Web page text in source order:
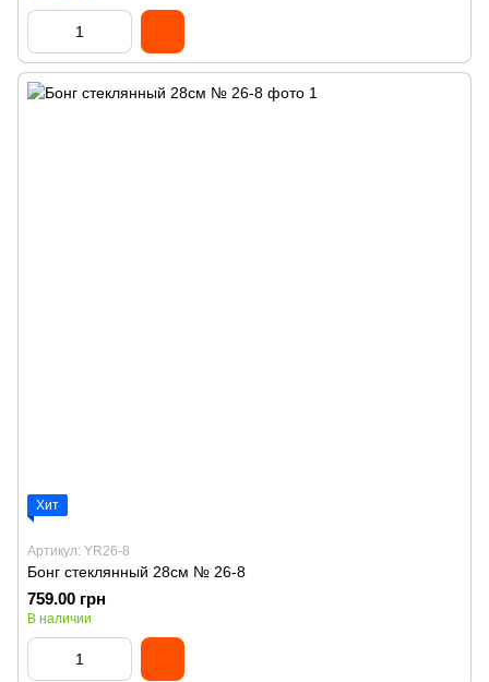
Хит
Артикул: YR26-8
Бонг стеклянный 28см № 26-8
759.00 грн
В наличии